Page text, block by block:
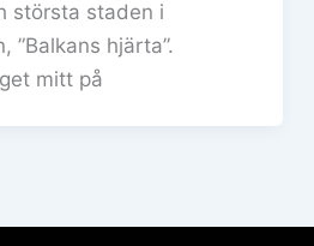
största staden i
”Balkans hjärta”.
mitt på